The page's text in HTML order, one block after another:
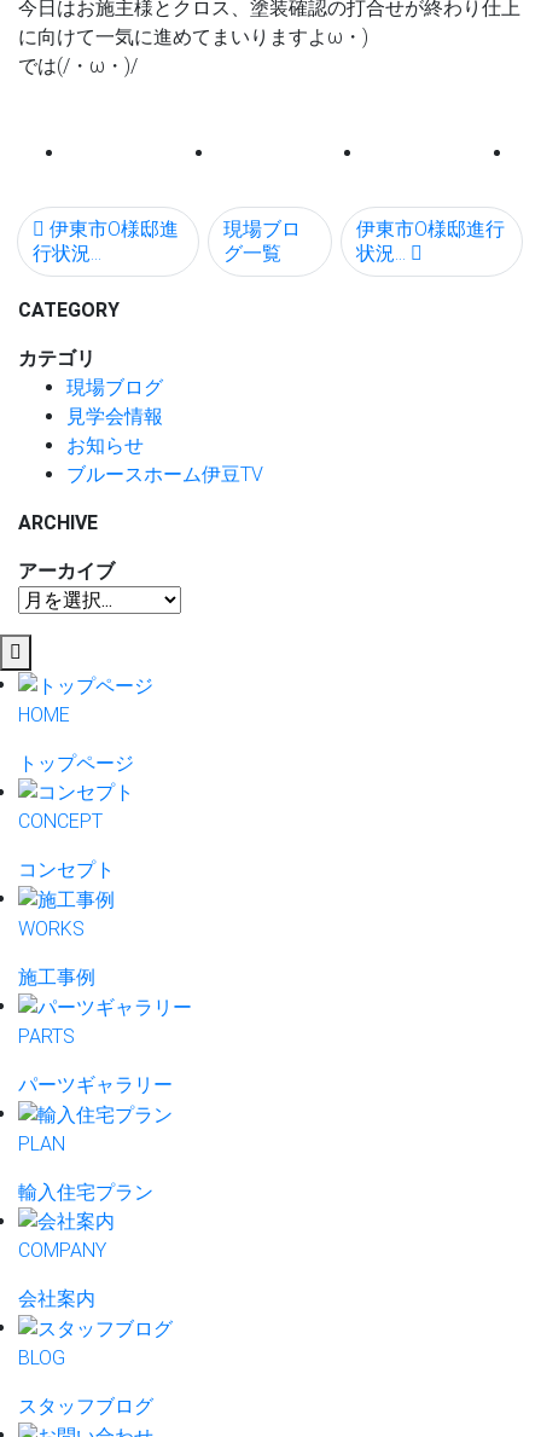
今日はお施主様とクロス、塗装確認の打合せが終わり仕上
に向けて一気に進めてまいりますよω・)
では(/・ω・)/
伊東市O様邸進
行状況...
現場ブロ
グ一覧
伊東市O様邸進行
状況...
CATEGORY
カテゴリ
現場ブログ
見学会情報
お知らせ
ブルースホーム伊豆TV
ARCHIVE
アーカイブ
HOME
トップページ
CONCEPT
コンセプト
WORKS
施工事例
PARTS
パーツギャラリー
PLAN
輸入住宅プラン
COMPANY
会社案内
BLOG
スタッフブログ